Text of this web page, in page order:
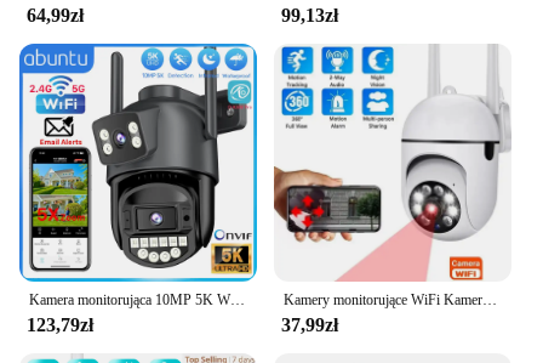
64,99zł 99,13zł
Kamera monitorująca 10MP 5K Wifi Zewnętrzna kamera PTZ IP z 5-krotnym zoomem cyfrowym Podwójny obiektyw Podwójne ekrany 2.4G/5G Automatyczne śledzenie Kamera bezpieczeństwa
123,79zł
Kamery monitorujące WiFi Kamera IP HD 1080P IR Pełnokolorowy noktowizor Ochrona bezpieczeństwa Ruch Dwukierunkowa kamera zewnętrzna Audio
37,99zł